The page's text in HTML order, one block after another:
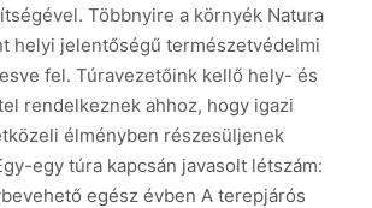
Többnyire a környék Natura
helyi jelentőségű természetvédelmi
fel. Túravezetőink kellő hely- és
rendelkeznek ahhoz, hogy igazi
élményben részesüljenek
egy túra kapcsán javasolt létszám:
egész évben A terepjárós